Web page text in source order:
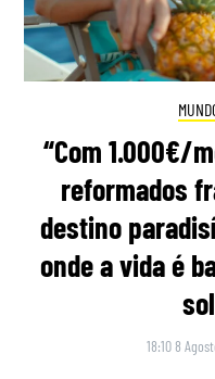
“Com 1.000€/
reformados
destino
onde a vida é
18:10 8